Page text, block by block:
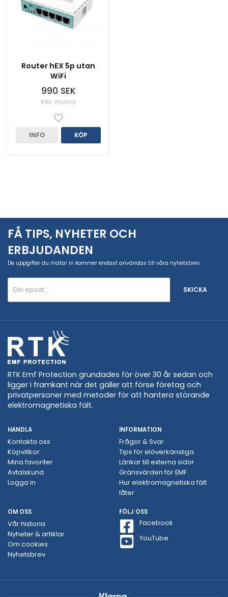
Router hEX 5p utan
WiFi
990 SEK
Inkl. moms
INFO KÖP
FÅ TIPS, NYHETER OCH
ERBJUDANDEN
De uppgifter du matar in kommer endast användas till våra nyhetsbrev.
SKICKA
RTK Emf Protection grundades för över 30 år sedan och
ligger i framkant när det gäller att förse företag och
privatpersoner med metoder för att hantera störande
elektromagnetiska fält.
HANDLA
Kontakta oss
Köpvillkor
Mina favoriter
Avtalskund
Logga in
INFORMATION
Frågor & Svar
Tips för elöverkänsliga
Länkar till externa sidor
Gränsvärden för EMF
Hur elektromagnetiska fält
låter
OM OSS
Vår historia
Nyheter & artiklar
Om cookies
Nyhetsbrev
FÖLJ OSS
Facebook
YouTube